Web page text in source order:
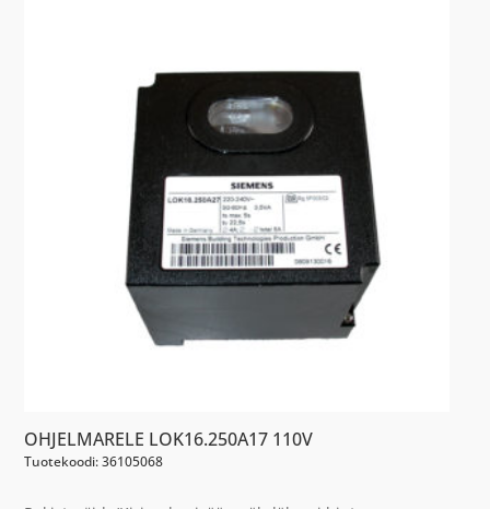
OHJELMARELE LOK16.250A17 110V
Tuotekoodi: 36105068